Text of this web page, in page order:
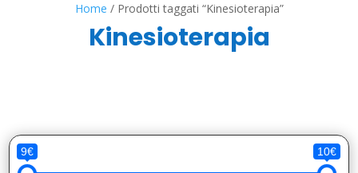
Home / Prodotti taggati “Kinesioterapia”
Kinesioterapia
9€ 10€